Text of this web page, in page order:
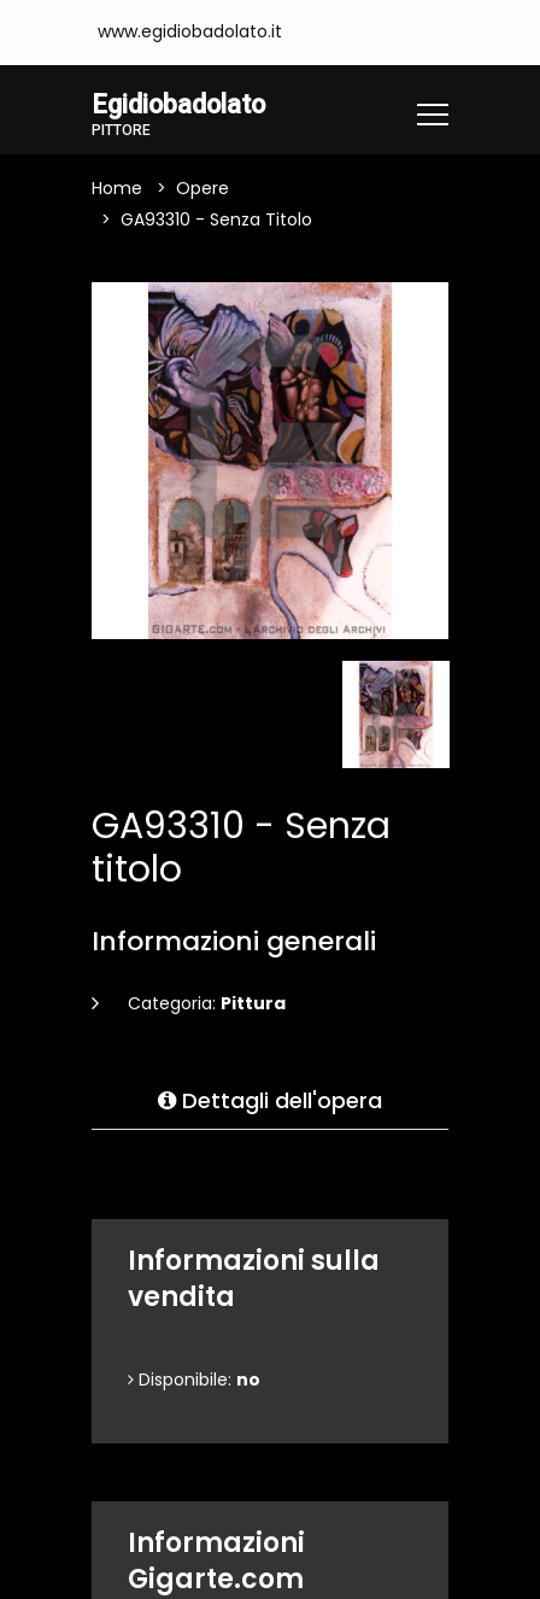
www.egidiobadolato.it
Egidiobadolato
PITTORE
Home
Opere
GA93310 - Senza Titolo
GA93310 - Senza
titolo
Informazioni generali
Categoria: Pittura
Dettagli dell'opera
Informazioni sulla
vendita
Disponibile: no
Informazioni
Gigarte.com